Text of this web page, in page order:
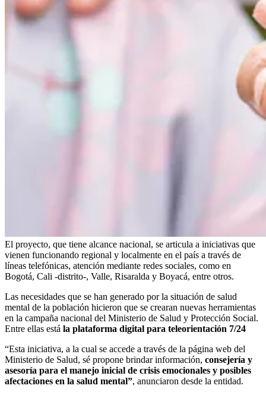
El proyecto, que tiene alcance nacional, se articula a iniciativas que
vienen funcionando regional y localmente en el país a través de
líneas telefónicas, atención mediante redes sociales, como en
Bogotá, Cali -distrito-, Valle, Risaralda y Boyacá, entre otros.
Las necesidades que se han generado por la situación de salud
mental de la población hicieron que se crearan nuevas herramientas
en la campaña nacional del Ministerio de Salud y Protección Social.
Entre ellas está la plataforma digital para teleorientación 7/24
“Esta iniciativa, a la cual se accede a través de la página web del
Ministerio de Salud, sé propone brindar información, consejería y
asesoría para el manejo inicial de crisis emocionales y posibles
afectaciones en la salud mental”, anunciaron desde la entidad.